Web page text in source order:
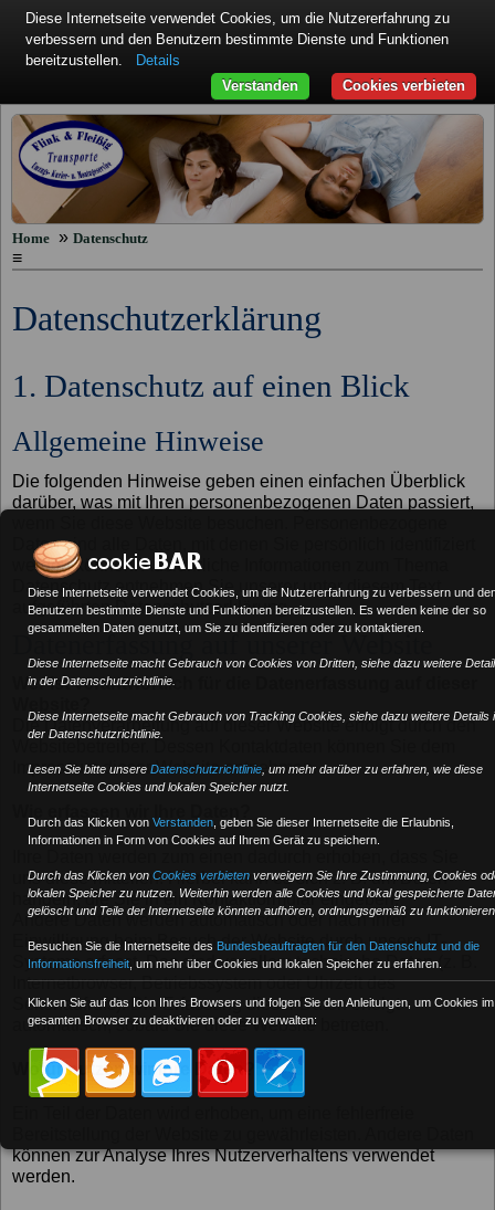
Home »Datenschutz
≡
Datenschutzerklärung
1. Datenschutz auf einen Blick
Allgemeine Hinweise
Die folgenden Hinweise geben einen einfachen Überblick
darüber, was mit Ihren personenbezogenen Daten passiert,
Daten sind alle Daten, mit denen Sie persönlich identifiziert
werden können. Ausführliche Informationen zum Thema
Datenschutz entnehmen Sie unserer unter diesem Text
aufgeführten Datenschutzerklärung.
Datenerfassung auf unserer Website
Wer ist verantwortlich für die Datenerfassung auf dieser
Die Datenverarbeitung auf dieser Website erfolgt durch den
Impressum dieser Website entnehmen.
uns diese mitteilen. Hierbei kann es sich z. B. um Daten
handeln, die Sie in ein Kontaktformular eingeben.
Andere Daten werden automatisch oder nach Ihrer
Einwilligung beim Besuch der Website durch unsere IT-
Systeme erfasst. Das sind vor allem technische Daten (z. B.
Internetbrowser, Betriebssystem oder Uhrzeit des
Seitenaufrufs). Die Erfassung dieser Daten erfolgt
automatisch, sobald Sie diese Website betreten.
Wofür nutzen wir Ihre Daten?
können zur Analyse Ihres Nutzerverhaltens verwendet
werden.
Diese Internetseite verwendet Cookies, um die Nutzererfahrung zu verbessern und
Benutzern bestimmte Dienste und Funktionen bereitzustellen. Es werden keine der so
gesammelten Daten genutzt, um Sie zu identifizieren oder zu kontaktieren.
Diese Internetseite macht Gebrauch von Cookies von Dritten, siehe dazu weitere
in der Datenschutzrichtlinie.
Diese Internetseite macht Gebrauch von Tracking Cookies, siehe dazu weitere Details
der Datenschutzrichtlinie.
Lesen Sie bitte unsere Datenschutzrichtlinie , um mehr darüber zu erfahren, wie diese
Internetseite Cookies und lokalen Speicher nutzt.
Durch das Klicken von Verstanden geben Sie dieser Internetseite die Erlaubnis,
Informationen in Form von Cookies auf Ihrem Gerät zu speichern.
Durch das Klicken von Cookies verbieten verweigern Sie Ihre Zustimmung, Cookies
lokalen Speicher zu nutzen. Weiterhin werden alle Cookies und lokal gespeicherte
gelöscht und Teile der Internetseite könnten aufhören, ordnungsgemäß zu
Besuchen Sie die Internetseite des Bundesbeauftragten für den Datenschutz und die
Informationsfreiheit , um mehr über Cookies und lokalen Speicher zu erfahren.
Klicken Sie auf das Icon Ihres Browsers und folgen Sie den Anleitungen, um Cookies im
gesamten Browser zu deaktivieren oder zu verwalten:
Diese Internetseite verwendet Cookies, um die Nutzererfahrung zu
verbessern und den Benutzern bestimmte Dienste und Funktionen
bereitzustellen.
Details
Cookies verbieten
Verstanden